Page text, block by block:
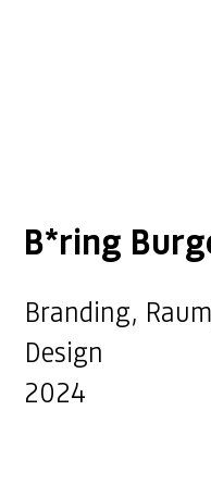
B*ring
Branding,
Design
2024